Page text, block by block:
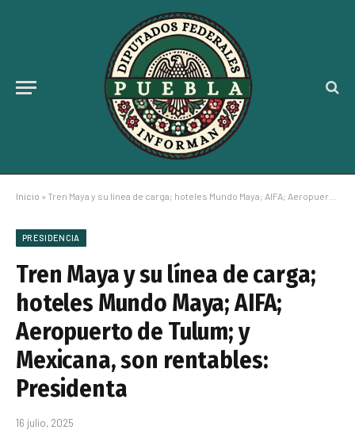
Inicio » Tren Maya y su línea de carga; hoteles Mundo Maya; AIFA; Aeropuerto de Tulum; y Mexicana, son rentables: Presidenta
PRESIDENCIA
Tren Maya y su línea de carga;
hoteles Mundo Maya; AIFA;
Aeropuerto de Tulum; y
Mexicana, son rentables:
Presidenta
16 julio, 2025